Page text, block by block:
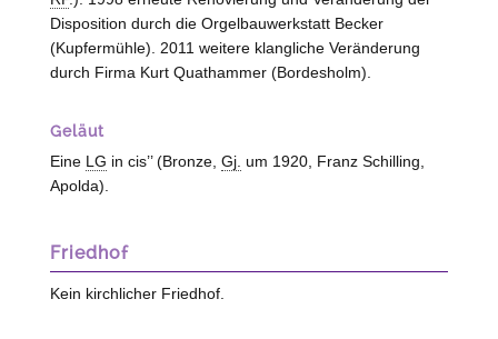
Disposition durch die Orgelbauwerkstatt Becker
(Kupfermühle). 2011 weitere klangliche Veränderung
durch Firma Kurt Quathammer (Bordesholm).
Geläut
Eine LG in cis’’ (Bronze, Gj. um 1920, Franz Schilling,
Apolda).
Friedhof
Kein kirchlicher Friedhof.